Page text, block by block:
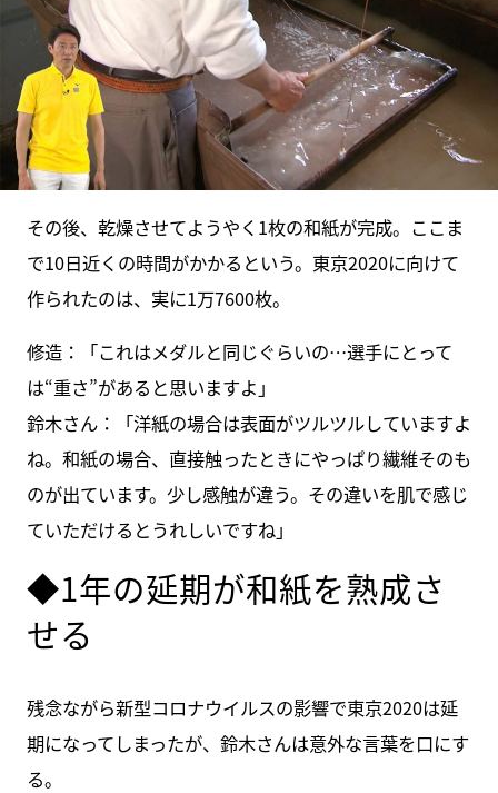
その後、乾燥させてようやく1枚の和紙が完成。ここま
で10日近くの時間がかかるという。東京2020に向けて
作られたのは、実に1万7600枚。
修造：「これはメダルと同じぐらいの…選手にとって
は“重さ”があると思いますよ」
鈴木さん：「洋紙の場合は表面がツルツルしていますよ
ね。和紙の場合、直接触ったときにやっぱり繊維そのも
のが出ています。少し感触が違う。その違いを肌で感じ
ていただけるとうれしいですね」
◆1年の延期が和紙を熟成さ
せる
残念ながら新型コロナウイルスの影響で東京2020は延
期になってしまったが、鈴木さんは意外な言葉を口にす
る。